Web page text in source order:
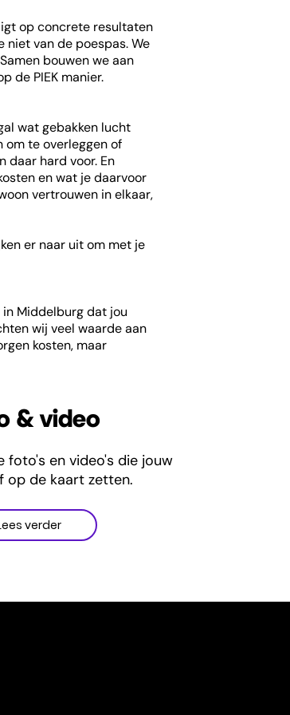
& video
foto's en video's die jouw
op de kaart zetten.
verder
op concrete resultaten
van de poespas. We
bouwen we aan
de PIEK manier.
wat gebakken lucht
om te overleggen of
daar hard voor. En
en wat je daarvoor
vertrouwen in elkaar,
er naar uit om met je
Middelburg dat jou
wij veel waarde aan
kosten, maar